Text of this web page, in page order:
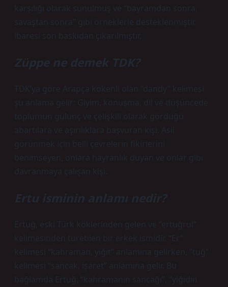
karşılığı olarak sunulmuş ve “bayramdan sonra,
savaştan sonra” gibi örneklerle desteklenmiştir.
ibaresi son baskıdan çıkarılmıştır.
Züppe ne demek TDK?
TDK’ya göre Arapça kökenli olan “dandy” kelimesi
şu anlama gelir: Giyim, konuşma, dil ve düşüncede
toplumun gülünç ve çelişkili olarak gördüğü
abartılara ve aşırılıklara başvuran kişi. Asil
görünmek için belli çevrelerin fikirlerini
benimseyen, onlara hayranlık duyan ve onlar gibi
davranmaya çalışan kişi.
Ertu isminin anlamı nedir?
Ertuğ, eski Türk köklerinden gelen ve “ertuğrul”
kelimesinden türetilen bir erkek ismidir. “Er”
kelimesi “kahraman, yiğit” anlamına gelirken, “tuğ”
kelimesi “sancak, işaret” anlamına gelir. Bu
bağlamda Ertuğ, “kahramanın sancağı”, “yiğidin